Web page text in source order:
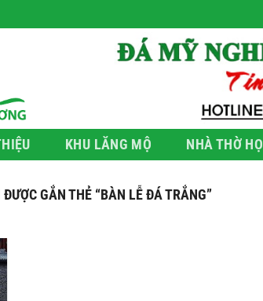
KHU LĂNG MỘ NHÀ THỜ HỌ
GẮN THẺ “BÀN LỄ ĐÁ TRẮNG”